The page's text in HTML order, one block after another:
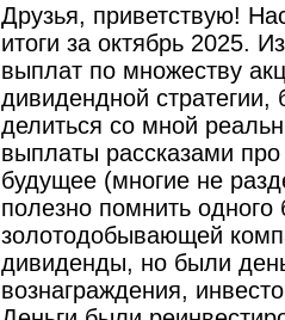
Друзья, приветствую!
итоги за октябрь 2025.
выплат по множеству
дивидендной
делиться со мной
выплаты рассказами
будущее (многие не
полезно помнить
золотодобывающей
дивиденды, но были
вознаграждения,